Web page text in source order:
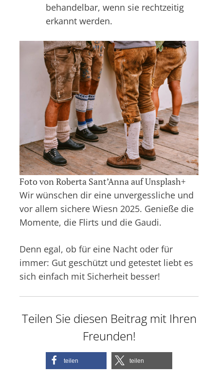
behandelbar, wenn sie rechtzeitig
erkannt werden.
Foto von Roberta Sant’Anna auf Unsplash+
Wir wünschen dir eine unvergessliche und
vor allem sichere Wiesn 2025. Genieße die
Momente, die Flirts und die Gaudi.
Denn egal, ob für eine Nacht oder für
immer: Gut geschützt und getestet liebt es
sich einfach mit Sicherheit besser!
Teilen Sie diesen Beitrag mit Ihren
Freunden!
teilen teilen